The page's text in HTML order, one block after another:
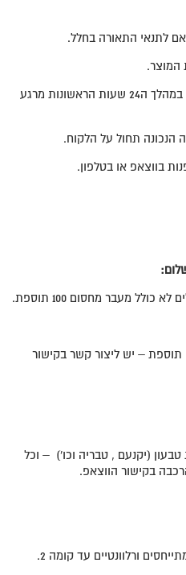
לתנאי התאורה בחלל.
שינויים בהזמנה יתקבלו אך ורק במהלך ה24 שעות הראשונות מרגע
הנכונה תחול על הלקוח.
בווצאפ או בטלפון.
מעבר מחסום 100 תוספת.
לזכרון – עד נהריה 250 ש"ח תוספת – יש ליצור קשר בקישור
(יקנעם , טבריה וכו') – וכל
בקישור הווצאפ.
ורלוונטיים עד קומה 2.